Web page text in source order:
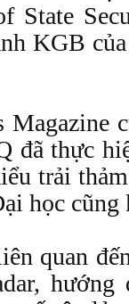
State
KGB
Magazine
đã thực
trải
học cũng
quan